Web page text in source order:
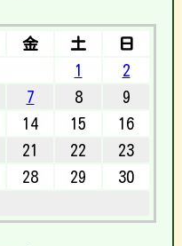
金 土
日
1
2
7 8
9
14 15
16
21 22
23
28 29
30